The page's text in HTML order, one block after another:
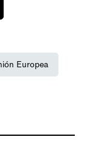
Europea